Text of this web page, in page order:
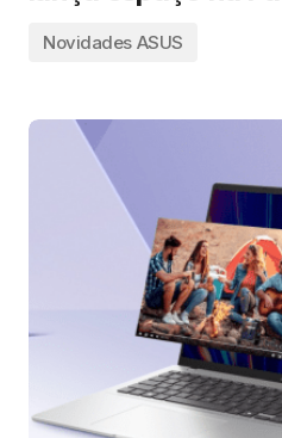
Novidades ASUS